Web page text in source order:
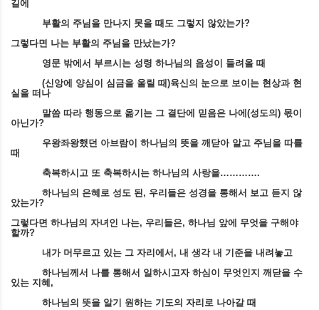
길에
부활의 주님을 만나지 못을 때도 그렇지 않았는가?
그렇다면 나는 부활의 주님을 만났는가?
영문 밖에서 부르시는 성령 하나님의 음성이 들려올 때
(신앙에 양심이 심금을 울릴 때)육신의 눈으로 보이는 현상과 현
실을 떠나
말씀 따라 행동으로 옮기는 그 결단에 믿음은 나에(성도의) 몫이
아닌가?
우왕좌왕했던 아브람이 하나님의 뜻을 깨닫아 알고 주님을 따를
때
축복하시고 또 축복하시는 하나님의 사랑을………….
하나님의 은혜로 성도 된, 우리들은 성경을 통해서 보고 듣지 않
았는가?
그렇다면 하나님의 자녀인 나는, 우리들은, 하나님 앞에 무엇을 구해야
할까?
내가 머무르고 있는 그 자리에서, 내 생각 내 기준을 내려놓고
하나님께서 나를 통해서 일하시고자 하심이 무엇인지 깨닫을 수
있는 지혜,
하나님의 뜻을 알기 원하는 기도의 자리로 나아갈 때